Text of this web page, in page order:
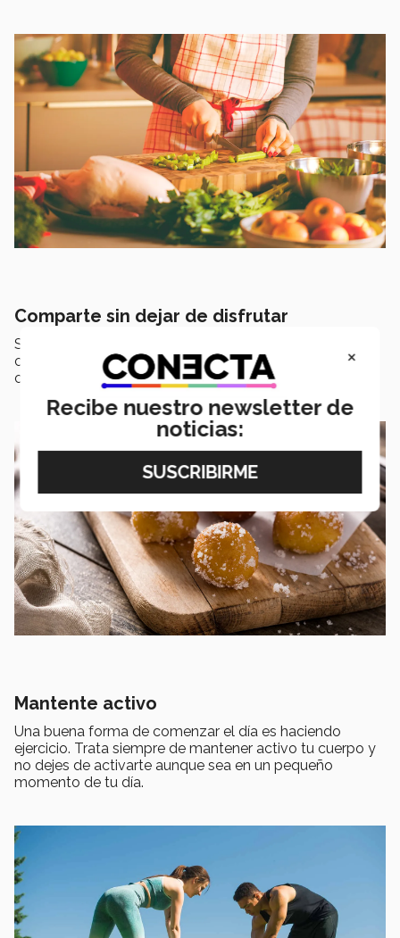
Comparte sin dejar de disfrutar
Si te regalan postres como galletas o buñuelos
compártelos con amigos, familiares y comete solo uno
como “probadita”.
Mantente activo
Una buena forma de comenzar el día es haciendo
ejercicio. Trata siempre de mantener activo tu cuerpo y
no dejes de activarte aunque sea en un pequeño
momento de tu día.
×
Recibe nuestro newsletter de
noticias: